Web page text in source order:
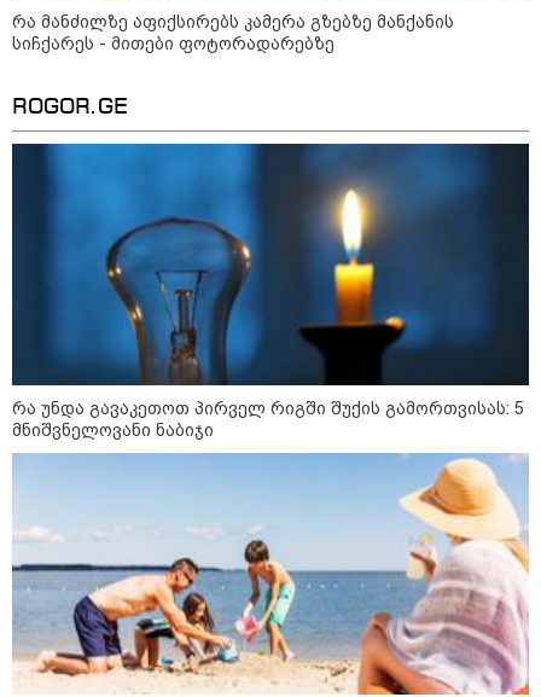
იმნაძეს აკავებენ
23:45 / 05-08-2026
ტრაგედია შოტლანდიაში - 35 წლის მამას
რა მანძილზე აფიქსირებს კამერა გზებზე მანქანის
სიჩქარეს - მითები ფოტორადარებზე
ROGOR.GE
რა უნდა გავაკეთოთ პირველ რიგში შუქის გამორთვისას: 5
მნიშვნელოვანი ნაბიჯი